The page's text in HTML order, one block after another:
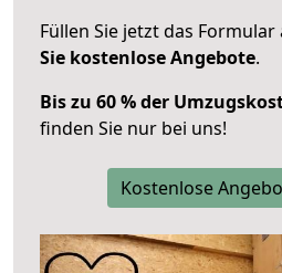
Füllen Sie jetzt das Formular
Sie kostenlose Angebote.
Bis zu 60 % der
finden Sie nur bei uns!
Kostenlose